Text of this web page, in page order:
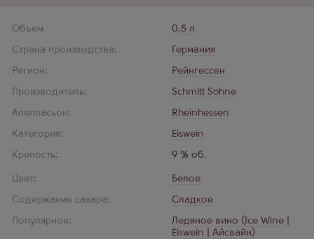
Объем
0,5 л
Страна производства:
Германия
Регион:
Рейнгессен
Производитель:
Schmitt Sohne
Апелласьон:
Rheinhessen
Категория:
Eiswein
Крепость:
9 % об.
Цвет:
Белое
Содержание сахара:
Сладкое
Популярное:
Ледяное вино (Ice Wine |
Eiswein | Айсвайн)